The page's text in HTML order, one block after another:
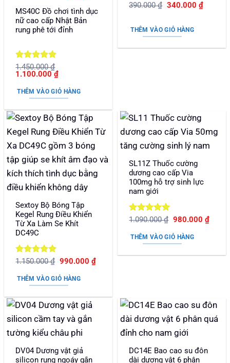
MS40C Đồ chơi tình dục
nữ cao cấp Nhật Bản
rung phê tới đỉnh
Được xếp
hạng55
1.450.000₫
Giá
là:
1.450.000 ₫.
1.100.000₫Giá
tại
là:
THÊM VÀO GIỎ HÀNG
Được xếp
390.000₫ Giá
390.000 ₫.
340.000 ₫Giá
hiện
THÊM VÀO GIỎ HÀNG
Sextoy Bộ Bóng Tập
Kegel Rung Điều Khiển
Từ Xa Làm Se Khít
DC49C
Được xếp
sao
1.150.000₫ Giá
là:
1.150.000 ₫.
990.000 ₫Giá
hiện
THÊM VÀO GIỎ HÀNG
SL11Z Thuốc cường
dương cao cấp Via
100mg hỗ trợ sinh lực
nam giới
Được xếp
sao
1.090.000₫ Giá
là:
1.090.000 ₫.
980.000 ₫Giá
hiện
THÊM VÀO GIỎ HÀNG
DV04 Dương vật giả
silicon rung ngoáy gắn
DC14E Bao cao su đôn
dài dương vật 6 phân